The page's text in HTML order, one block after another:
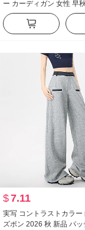
ー カーディガン 女性 早
イート プレッピースタイ
能 ショート丈 コート
$7.11
実写 コントラストカラー
ズボン 2026 秋 新品 パ